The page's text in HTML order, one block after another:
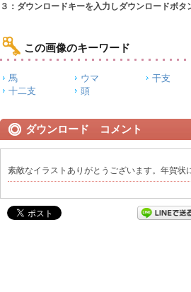
３：ダウンロードキーを入力しダウンロードボタ
この画像のキーワード
馬 ウマ 干支
十二支
頭
ダウンロード コメント
素敵なイラストありがとうございます。年賀状